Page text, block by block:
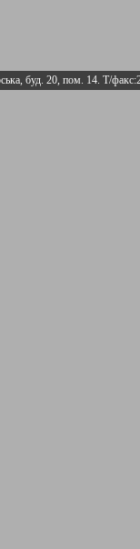
буд. 20, пом. 14. Т/